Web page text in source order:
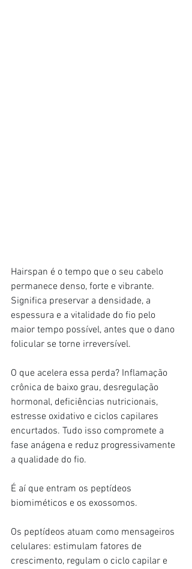
Hairspan é o tempo que o seu cabelo
permanece denso, forte e vibrante.
Significa preservar a densidade, a
espessura e a vitalidade do fio pelo
maior tempo possível, antes que o dano
folicular se torne irreversível.
O que acelera essa perda? Inflamação
crônica de baixo grau, desregulação
hormonal, deficiências nutricionais,
estresse oxidativo e ciclos capilares
encurtados. Tudo isso compromete a
fase anágena e reduz progressivamente
a qualidade do fio.
É aí que entram os peptídeos
biomiméticos e os exossomos.
Os peptídeos atuam como mensageiros
celulares: estimulam fatores de
crescimento, regulam o ciclo capilar e